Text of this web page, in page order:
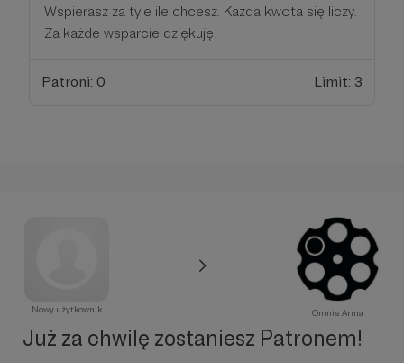
Wspierasz za tyle ile chcesz. Każda kwota się liczy.
Za każde wsparcie dziękuję!
Patroni: 0 Limit: 3
Nowy użytkownik Omnis Arma
Już za chwilę zostaniesz Patronem!